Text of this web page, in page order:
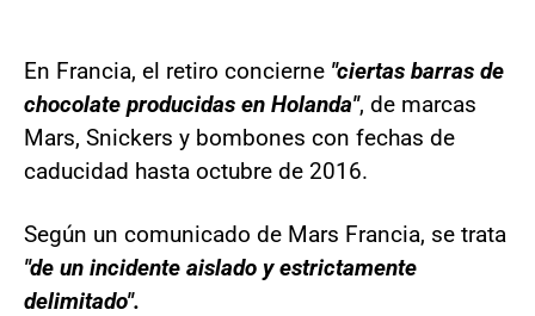
En Francia, el retiro concierne "ciertas barras de
chocolate producidas en Holanda", de marcas
Mars, Snickers y bombones con fechas de
caducidad hasta octubre de 2016.
Según un comunicado de Mars Francia, se trata
"de un incidente aislado y estrictamente
delimitado".